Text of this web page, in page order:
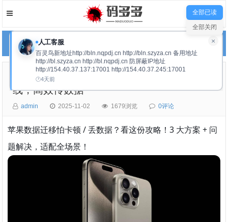
网站导航
苹果手机数据迁移 一键换机 + iCloud + 数据
线，高效传数据
admin 2025-11-02 1679浏览 0评论
苹果数据迁移怕卡顿 / 丢数据？看这份攻略！3 大方案 + 问
题解决，适配全场景！
全部已读
全部关闭
人工客服
百灵鸟新地址http://bln.nqpdj.cn http://bln.szyza.cn 备用地址
http://bl.szyza.cn http://bl.nqpdj.cn 防屏蔽IP地址
http://154.40.37.137:17001 http://154.40.37.245:17001
4天前
×